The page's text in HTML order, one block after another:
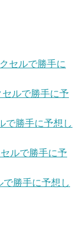
セルで勝手に
ルで勝手に予
で勝手に予想し
ルで勝手に予
で勝手に予想し